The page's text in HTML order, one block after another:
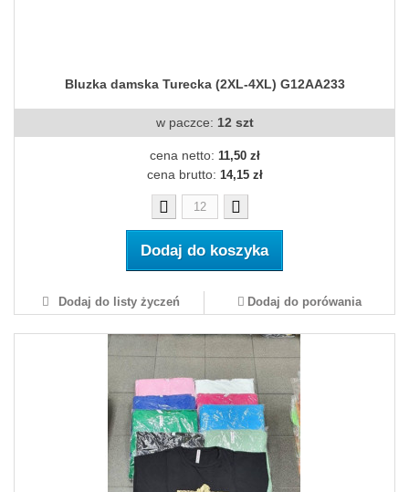
Bluzka damska Turecka (2XL-4XL) G12AA233
w paczce: 12 szt
cena netto: 11,50 zł
cena brutto: 14,15 zł
Dodaj do koszyka
Dodaj do listy życzeń Dodaj do porówania